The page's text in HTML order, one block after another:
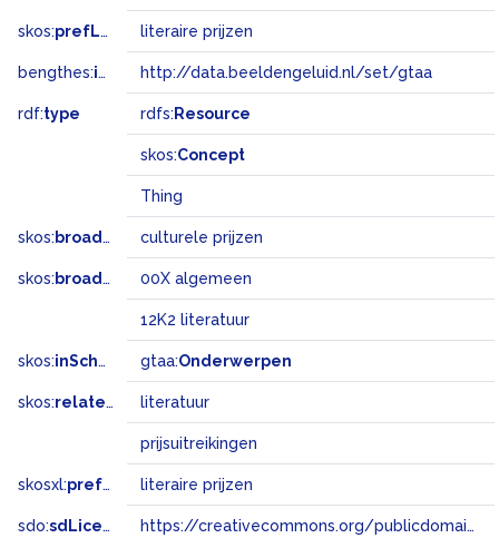
skos:prefLabel literaire prijzen
bengthes:inSet http://data.beeldengeluid.nl/set/gtaa
rdf:type rdfs: Resource
skos:Concept
Thing
skos: broader culturele prijzen
skos: broadMatch 00X algemeen
12K2 literatuur
skos:inScheme gtaa:Onderwerpen
skos:related literatuur
prijsuitreikingen
skosxl:prefLabel literaire prijzen
sdo:sdLicense https://creativecommons.org/publicdomain/zero/1.0/